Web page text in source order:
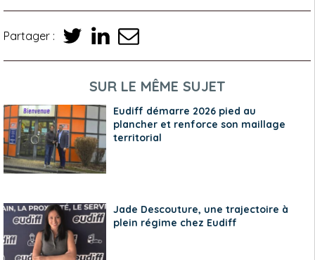
Partager :
SUR LE MÊME SUJET
Eudiff démarre 2026 pied au
plancher et renforce son maillage
territorial
Jade Descouture, une trajectoire à
plein régime chez Eudiff